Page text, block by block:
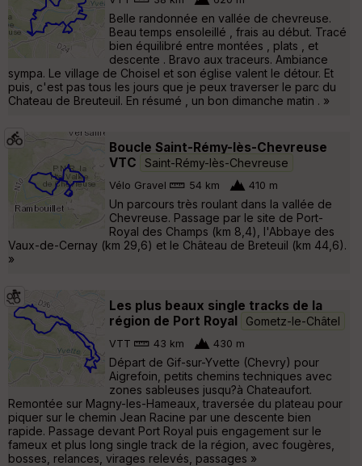
Belle randonnée en vallée de chevreuse.
Beau temps ensoleillé , frais au début. Tracé
bien équilibré entre montées , plats , et
descente . Bravo aux traceurs. Ambiance
sympa. Le village de Choisel et son église valent le détour. Et
puis, c'est pas tous les jours que je peux traverser le parc du
Chateau de Breuteuil. En résumé , un bon dimanche matin . »
Boucle Saint-Rémy-lès-Chevreuse
VTC
Saint-Rémy-lès-Chevreuse
Vélo Gravel 54 km 410 m
Un parcours très roulant dans la vallée de
Chevreuse. Passage par le site de Port-
Royal des Champs (km 8,4), l'Abbaye des
Vaux-de-Cernay (km 29,6) et le Château de Breteuil (km 44,6).
»
Les plus beaux single tracks de la
région de Port Royal
Gometz-le-Châtel
VTT 43 km 430 m
Départ de Gif-sur-Yvette (Chevry) pour
Aigrefoin, petits chemins techniques avec
zones sableuses jusqu?à Chateaufort.
Remontée sur Magny-les-Hameaux, traversée du plateau pour
piquer sur le chemin Jean Racine par une descente bien
rapide. Passage devant Port Royal puis engagement sur le
fameux et plus long single track de la région, avec fougères,
bosses, relances, virages relevés, passages »